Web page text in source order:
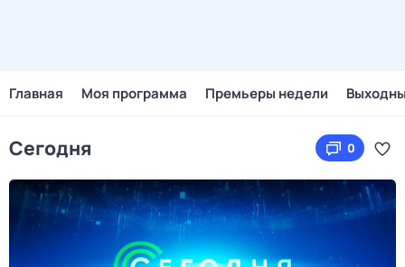
Главная Моя программа Премьеры недели
Сегодня 0